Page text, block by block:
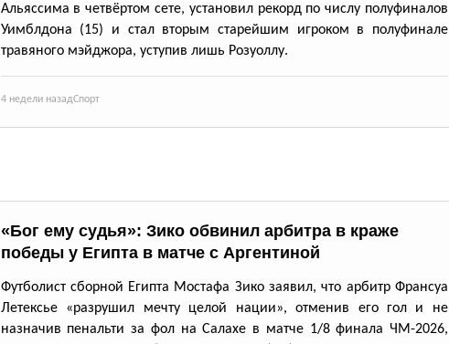
Альяссима в четвёртом сете, установил рекорд по числу полуфиналов
Уимблдона (15) и стал вторым старейшим игроком в полуфинале
травяного мэйджора, уступив лишь Розуоллу.
4 недели назадСпорт
«Бог ему судья»: Зико обвинил арбитра в краже
победы у Египта в матче с Аргентиной
Футболист сборной Египта Мостафа Зико заявил, что арбитр Франсуа
Летексье «разрушил мечту целой нации», отменив его гол и не
назначив пенальти за фол на Салахе в матче 1/8 финала ЧМ-2026,